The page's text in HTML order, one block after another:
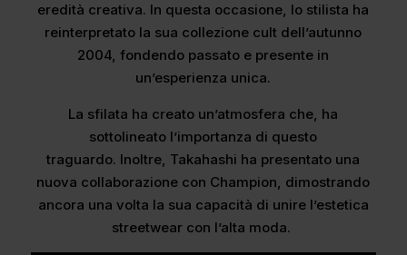
eredità creativa. In questa occasione, lo stilista ha
reinterpretato la sua collezione cult dell’autunno
2004, fondendo passato e presente in
un’esperienza unica.
La sfilata ha creato un’atmosfera che, ha
sottolineato l’importanza di questo
traguardo. Inoltre, Takahashi ha presentato una
nuova collaborazione con Champion, dimostrando
ancora una volta la sua capacità di unire l’estetica
streetwear con l’alta moda. ​